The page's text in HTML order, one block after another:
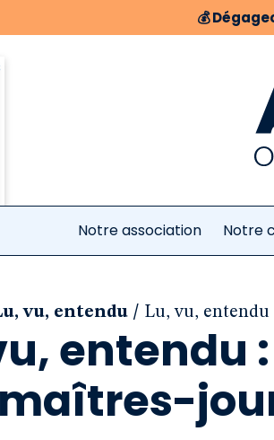
💰
Notre association Notre
vu, entendu / Lu, vu, entendu
entendu